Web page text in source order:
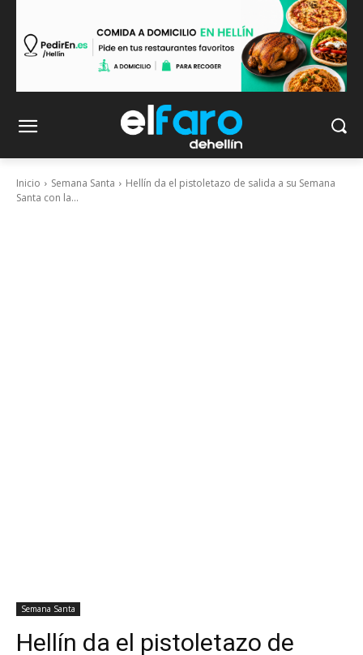
Inicio Semana Santa
Hellín da el pistoletazo de salida a su Semana
Santa con la...
Semana Santa
Hellín da el pistoletazo de